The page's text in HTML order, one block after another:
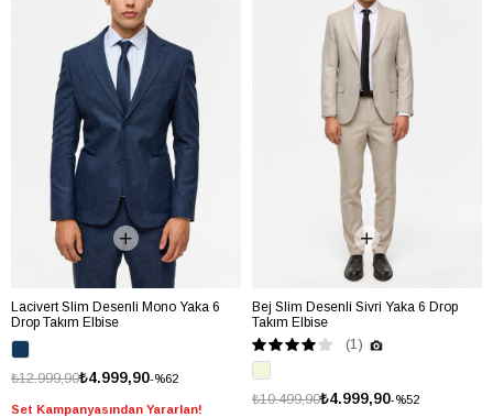
Lacivert Slim Desenli Mono Yaka 6
Drop Takım Elbise
%62
₺4.999,90
₺12.999,90
Set Kampanyasından Yararlan!
Bej Slim Desenli Sivri Yaka 6 Drop
Takım Elbise
(1)
%52
₺4.999,90
₺10.499,90